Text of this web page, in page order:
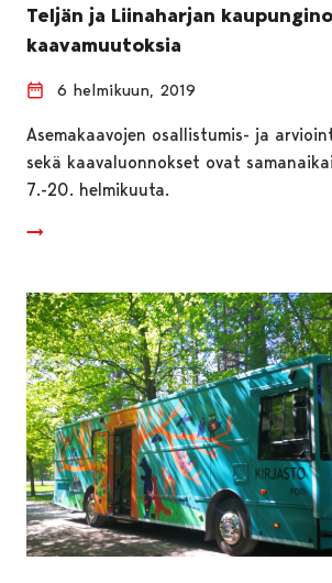
Teljän ja Liinaharjan
kaavamuutoksia
6 helmikuun, 2019
Asemakaavojen osallistumis- ja
sekä kaavaluonnokset ovat
7.-20. helmikuuta.